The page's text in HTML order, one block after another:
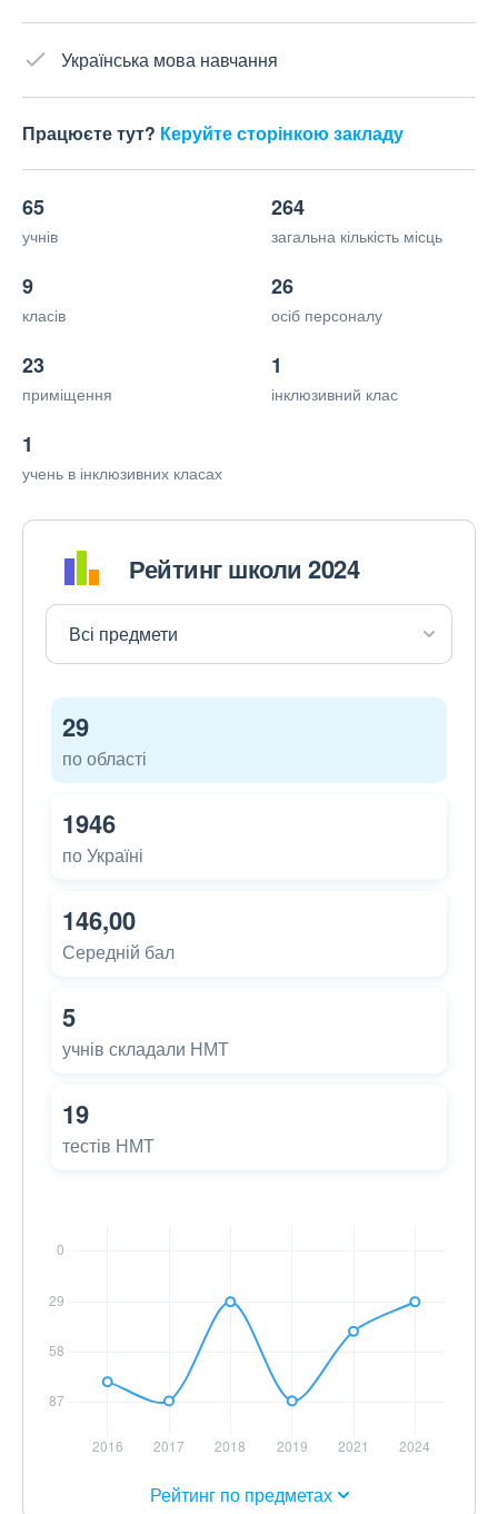
Українська мова навчання
Працюєте тут? Керуйте сторінкою закладу
65
учнів
264
загальна кількість місць
9
класів
26
осіб персоналу
23
приміщення
1
інклюзивний клас
1
учень в інклюзивних класах
Рейтинг школи 2024
29
по області
1946
по Україні
146,00
Середній бал
5
учнів складали НМТ
19
тестів НМТ
Рейтинг по предметах